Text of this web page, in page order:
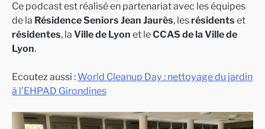
Ce podcast est réalisé en partenariat avec les équipes
de la Résidence Seniors Jean Jaurès, les résidents et
résidentes, la Ville de Lyon et leCCAS de la Ville de
Lyon.
Ecoutez aussi :World Cleanup Day : nettoyage du jardin
à l’EHPAD Girondines